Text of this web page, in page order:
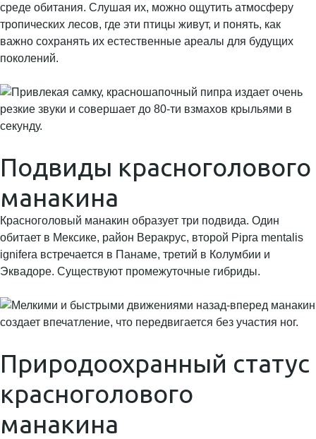
среде обитания. Слушая их, можно ощутить атмосферу
тропических лесов, где эти птицы живут, и понять, как
важно сохранять их естественные ареалы для будущих
поколений.
Подвиды красноголового
манакина
Красноголовый манакин образует три подвида. Один
обитает в Мексике, район Веракрус, второй Pipra mentalis
ignifera встречается в Панаме, третий в Колумбии и
Эквадоре. Существуют промежуточные гибриды.
Природоохранный статус
красноголового
манакина